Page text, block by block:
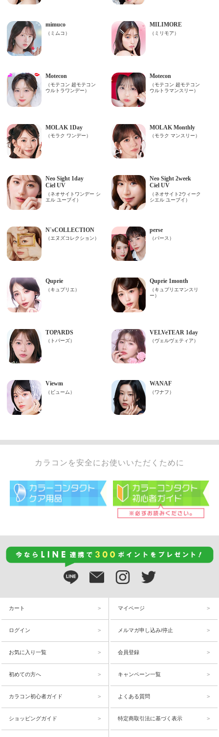
カラコンを安全にお使いいただくために
カート マイページ
ログイン メルマガ申し込み/停止
お気に入り一覧 会員登録
初めての方へ キャンペーン一覧
カラコン初心者ガイド よくある質問
ショッピングガイド 特定商取引法に基づく表示